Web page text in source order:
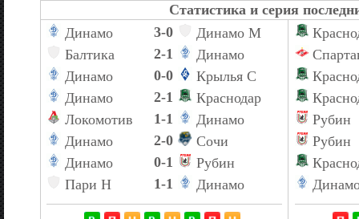
Статистика и серия
Динамо
3-0
Динамо М
Балтика
2-1
Динамо
Динамо
0-0
Крылья С
Динамо
2-1
Краснодар
Локомотив
1-1
Динамо
Динамо
2-0
Сочи
Динамо
0-1
Рубин
Пари Н
1-1 Динамо
Рубин
Рубин